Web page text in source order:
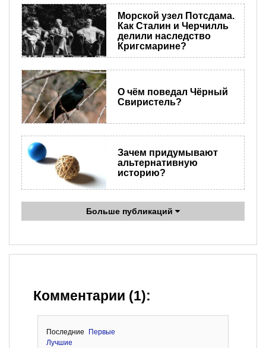
Морской узел Потсдама.
Как Сталин и Черчилль
делили наследство
Кригсмарине?
О чём поведал Чёрный
Свиристель?
Зачем придумывают
альтернативную
историю?
Больше публикаций
Комментарии (1):
Последние
Первые
Лучшие